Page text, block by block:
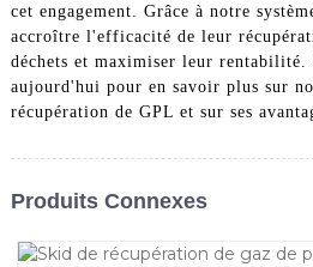
cet engagement. Grâce à notre
accroître l'efficacité de leur
déchets et maximiser leur rentabilité.
aujourd'hui pour en savoir plus sur
récupération de GPL et sur ses
Produits Connexes